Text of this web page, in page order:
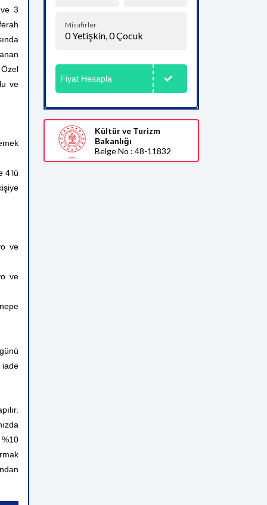
3
ve
4’lü
ve
ve
iade
Misafirler
0Yetişkin,0Çocuk
Fiyat Hesapla
Kültür ve Turizm
Bakanlığı
Belge No : 48-11832